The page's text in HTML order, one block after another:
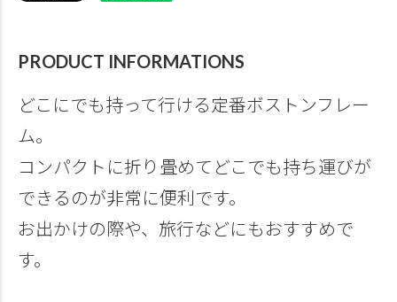
PRODUCT INFORMATIONS
どこにでも持って行ける定番ボストンフレー
ム。
コンパクトに折り畳めてどこでも持ち運びが
できるのが非常に便利です。
お出かけの際や、旅行などにもおすすめで
す。